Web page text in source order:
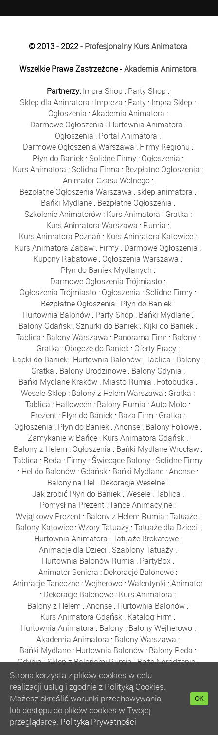
© 2013 - 2022 - Profesjonalny Kurs Animatora
Wszelkie Prawa Zastrzeżone -Akademia Animatora
Partnerzy: Impra Shop : Party Shop :
Sklep dla Animatora : Impreza : Party : Impra Sklep :
Ogłoszenia :Akademia Animatora :
Darmowe Ogłoszenia : Hurtownia Animatora :
Ogłoszenia : Portal Animatora :
Darmowe Ogłoszenia Warszawa : Firmy Regionu :
Płyn do Baniek: Solidne Firmy: Ogłoszenia :
Kurs Animatora : Solidna Firma : Bezpłatne Ogłoszenia :
Animator Czasu Wolnego:
Bezpłatne Ogłoszenia Warszawa : sklep animatora :
Bańki Mydlane: Bezpłatne Ogłoszenia :
Szkolenie Animatorów: Kurs Animatora : Gratka :
Kurs Animatora Warszawa : Rumia :
Kurs Animatora Poznań : Kurs Animatora Katowice :
Kurs Animatora Zabaw : Firmy : Darmowe Ogłoszenia :
Kupony Rabatowe : Ogłoszenia Warszawa :
Płyn do Baniek Mydlanych :
Darmowe Ogłoszenia Trójmiasto :
Ogłoszenia Trójmiasto : Ogłoszenia : Solidne Firmy :
Bezpłatne Ogłoszenia : Płyn do Baniek:
Hurtownia Balonów : Party Shop : Bańki Mydlane :
Balony Gdańsk : Sznurki do Baniek : Kijki do Baniek :
Tablica : Balony Warszawa : Panorama Firm : Balony :
Gratka : Obręcze do Baniek: Oferty Pracy:
Łapki do Baniek: Hurtownia Balonów:Tablica : Balony:
Gratka : Balony Urodzinowe: Balony Gdynia :
Bańki Mydlane Kraków : Miasto Rumia : Fotobudka :
Wesele Sklep : Balony z Helem Warszawa : Gratka :
Tablica : Halloween : Balony Rumia :Auto Moto :
Prezent : Płyn do Baniek : Baza Firm : Gratka :
Ogłoszenia : Płyn do Baniek :Anonse : Balony Foliowe :
Zamykanie w Bańce : Kurs Animatora Gdańsk :
Balony z Helem : Ogłoszenia : Bańki Mydlane Wrocław:
Tablica : Reda : Firmy: Świecące Balony: Solidne Firmy
: Hel do Balonów: Gdańsk: Bańki Mydlane:Anonse:
Balony na Hel : Dekoracje Weselne :
Jak zrobić Płyn do Baniek:Wesele:Tablica :
Pomysł na Prezent :Tańce Animacyjne :
Wyjątkowy Prezent: Balony z Helem Rumia :Tatuaże:
Balony Katowice:Wzory Tatuaży:Tatuaże dla Dzieci :
Hurtownia Animatora :Tatuaże Brokatowe:
Animacje dla Dzieci : Szablony Tatuaży :
Hurtownia Balonów Rumia : PartyBox:
Animator Seniora : Dekoracje Balonowe :
Animacje Taneczne :Wejherowo :Walentynki :Animator
: Dekoracje Balonowe : Kurs Animatora :
Balony z Helem :Anonse : Hurtownia Balonów :
Kurs Animatora Gdańsk : Katalog Firm :
Hurtownia Animatora : Balony: Balony Wejherowo:
Akademia Animatora : Balony Warszawa :
Bańki Mydlane : Hurtownia Balonów : Balony Reda :
Gdynia:Sklep z Balonami Rumia:Boże Narodzenie:
Balony Poznań:Zabawki: Balony Kraków
Balony Wrocław:Balony Łódź: Kurs Animatora
Kurs Animatora Online:Polecany Sklep
Kurs Animatora Zabaw dla Dzieci Online
Kurs Online:
Animator Zabaw dla Dzieci Online
Wyszukiwarka Produktów
Strona korzysta z plików cookies w celu
realizacji usług i zgodnie z Polityką Cookies.
Możesz określić warunki przechowywania
lub dostępu do plików cookies w Twojej
przeglądarce. Polityka Prywatności
OK